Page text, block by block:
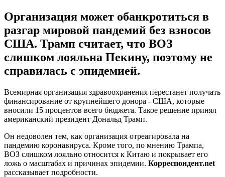
Организация может обанкротиться в
разгар мировой пандемий без взносов
США. Трамп считает, что ВОЗ
слишком лояльна Пекину, поэтому не
справилась с эпидемией.
Всемирная организация здравоохранения перестанет получать
финансирование от крупнейшего донора - США, которые
вносили 15 процентов всего бюджета. Такое решение принял
американский президент Дональд Трамп.
Он недоволен тем, как организация отреагировала на
пандемию коронавируса. Кроме того, по мнению Трампа,
ВОЗ слишком лояльно относится к Китаю и покрывает его
ложь о масштабах и причинах эпидемии. Корреспондент.net
рассказывает подробности.